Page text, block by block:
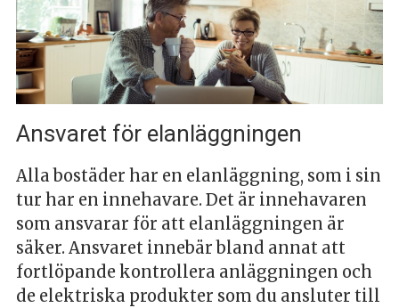
t
e
s
ö
k
Ansvaret för elanläggningen
Alla bostäder har en elanläggning, som i sin
tur har en innehavare. Det är innehavaren
som ansvarar för att elanläggningen är
säker. Ansvaret innebär bland annat att
fortlöpande kontrollera anläggningen och
de elektriska produkter som du ansluter till